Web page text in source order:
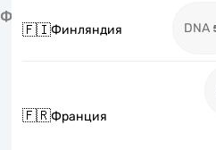
Ф
🇫🇮Финляндия DNA
🇫🇷Франция